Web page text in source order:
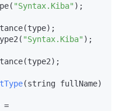
"Syntax.Kiba" );
"Syntax.Kiba" );
(string fullName)
=